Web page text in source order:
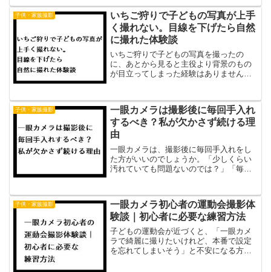
物に落ち着かず、カメラ目...
子供・家族撮影
いちご狩りで子どもの写真が上手
く撮れない。目線を下げたら自然
に撮れた体験談
いちご狩りで子どもの写真を撮ったの
に、あとから見ると主役より背景のもの
が目立ってしまった経験はありません
一眼カメラで綺麗に残したくなります。
私も最初は立ったまま撮影して...
子供・家族撮影
一眼カメラは撮影後に毎回手入れ
するべき？私が欠かさず続ける理
由
一眼カメラは、撮影後に毎回手入れをし
た方がいいのでしょうか。「少しくらい
汚れていても問題ないのでは？」「毎回
ました。しかし、運動会や発表会など大
切な場面で撮影を重ねるう...
子供・家族撮影
一眼カメラ初心者の運動会撮影体
験談｜初心者に必要な練習方法
子どもの運動会が近づくと、「一眼カメ
ラで綺麗に撮りたいけれど、本番で設定
を忘れてしまいそう」と不安になる方も